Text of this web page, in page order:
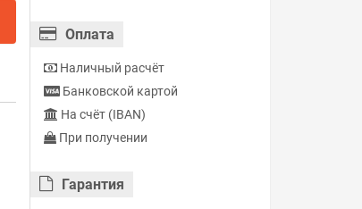
Оплата
Наличный расчёт
Банковской картой
На счёт (IBAN)
При получении
Гарантия